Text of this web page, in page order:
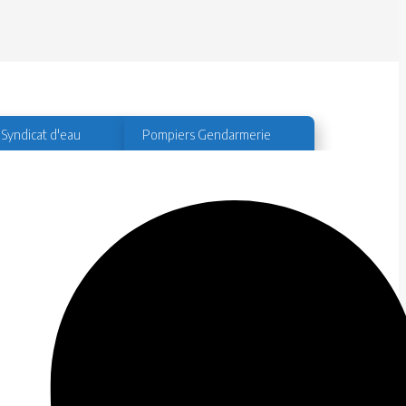
Syndicat d'eau Pompiers Gendarmerie